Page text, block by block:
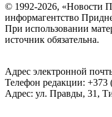
© 1992-2026, «Новости
информагентство
При использовании
источник обязательна.
Адрес электронной
Телефон редакции: +373
Адрес: ул. Правды, 31,